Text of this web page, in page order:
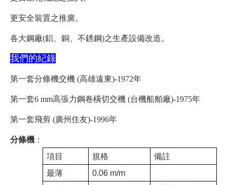
更安全裝置之推廣。
各大鋼廠(鋁、銅、不銹鋼)之生產設備改造。
我們的紀錄
第一套分條機交機 (高雄遠東)-1972年
第一套6 mm高張力鋼卷橫切交機 (台機船舶廠)-1975年
第一套飛剪 (廣州住友)-1996年
分條機 ：
項目
規格
備註
最薄
0.06 m/m